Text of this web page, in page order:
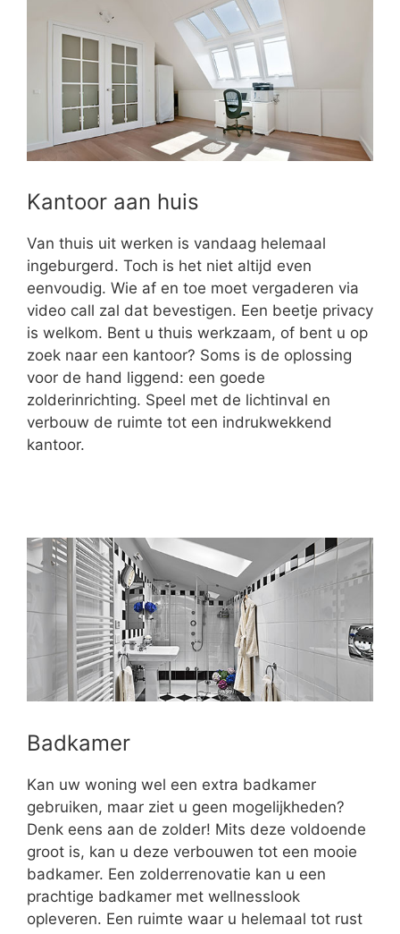
Kantoor aan huis
Van thuis uit werken is vandaag helemaal
ingeburgerd. Toch is het niet altijd even
eenvoudig. Wie af en toe moet vergaderen via
video call zal dat bevestigen. Een beetje privacy
is welkom. Bent u thuis werkzaam, of bent u op
zoek naar een kantoor? Soms is de oplossing
voor de hand liggend: een goede
zolderinrichting. Speel met de lichtinval en
verbouw de ruimte tot een indrukwekkend
kantoor.
Badkamer
Kan uw woning wel een extra badkamer
gebruiken, maar ziet u geen mogelijkheden?
Denk eens aan de zolder! Mits deze voldoende
groot is, kan u deze verbouwen tot een mooie
badkamer. Een zolderrenovatie kan u een
prachtige badkamer met wellnesslook
opleveren. Een ruimte waar u helemaal tot rust